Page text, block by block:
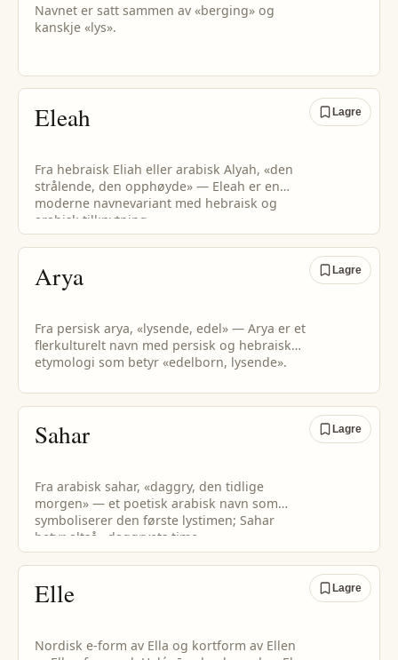
Navnet er satt sammen av «berging» og
kanskje «lys».
Eleah
Fra hebraisk Eliah eller arabisk Alyah, «den
strålende, den opphøyde» — Eleah er en
moderne navnevariant med hebraisk og
arabisk tilknytning.
Lagre
Arya
Fra persisk arya, «lysende, edel» — Arya er et
flerkulturelt navn med persisk og hebraisk
etymologi som betyr «edelborn, lysende».
Lagre
Sahar
Fra arabisk sahar, «daggry, den tidlige
morgen» — et poetisk arabisk navn som
symboliserer den første lystimen; Sahar
betyr altså «daggryets time».
Lagre
Elle
Nordisk e-form av Ella og kortform av Ellen
Lagre